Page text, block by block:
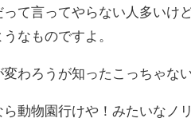
て言ってやらない人多いけ
なものですよ。
わろうが知ったこっちゃな
動物園行けや！みたいなノ